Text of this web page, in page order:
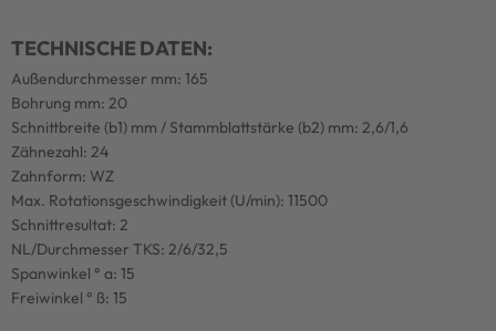
TECHNISCHE DATEN:
Außendurchmesser mm: 165
Bohrung mm: 20
Schnittbreite (b1) mm / Stammblattstärke (b2) mm: 2,6/1,6
Zähnezahl: 24
Zahnform: WZ
Max. Rotationsgeschwindigkeit (U/min): 11500
Schnittresultat: 2
NL/Durchmesser TKS: 2/6/32,5
Spanwinkel ° a: 15
Freiwinkel ° ß: 15